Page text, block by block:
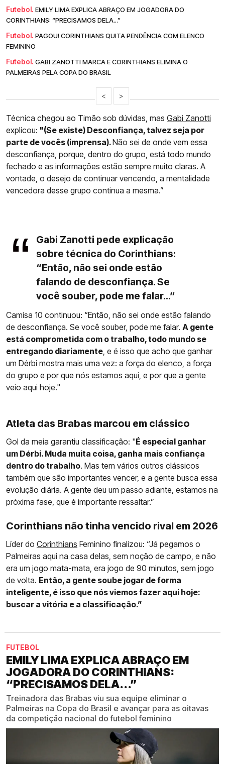
Futebol. EMILY LIMA EXPLICA ABRAÇO EM JOGADORA DO
CORINTHIANS: “PRECISAMOS DELA...”
Futebol. PAGOU! CORINTHIANS QUITA PENDÊNCIA COM ELENCO
FEMININO
Futebol. GABI ZANOTTI MARCA E CORINTHIANS ELIMINA O
PALMEIRAS PELA COPA DO BRASIL
< >
Técnica chegou ao Timão sob dúvidas, mas Gabi Zanotti
explicou: "(Se existe) Desconfiança, talvez seja por
parte de vocês (imprensa).Não sei de onde vem essa
desconfiança, porque, dentro do grupo, está todo mundo
fechado e as informações estão sempre muito claras. A
vontade, o desejo de continuar vencendo, a mentalidade
vencedora desse grupo continua a mesma.”
Gabi Zanotti pede explicação
sobre técnica do Corinthians:
“Então, não sei onde estão
falando de desconfiança. Se
você souber, pode me falar...”
Camisa 10 continuou: “Então, não sei onde estão falando
de desconfiança. Se você souber, pode me falar. A gente
está comprometida com o trabalho, todo mundo se
entregando diariamente, e é isso que acho que ganhar
um Dérbi mostra mais uma vez: a força do elenco, a força
do grupo e por que nós estamos aqui, e por que a gente
veio aqui hoje."
Atleta das Brabas marcou em clássico
Gol da meia garantiu classificação: "É especial ganhar
um Dérbi. Muda muita coisa, ganha mais confiança
dentro do trabalho. Mas tem vários outros clássicos
também que são importantes vencer, e a gente busca essa
evolução diária. A gente deu um passo adiante, estamos na
próxima fase, que é importante ressaltar.”
Corinthians não tinha vencido rival em 2026
Líder do Corinthians Feminino finalizou: “Já pegamos o
Palmeiras aqui na casa delas, sem noção de campo, e não
era um jogo mata-mata, era jogo de 90 minutos, sem jogo
de volta. Então, a gente soube jogar de forma
inteligente, é isso que nós viemos fazer aqui hoje:
buscar a vitória e a classificação.”
FUTEBOL
EMILY LIMA EXPLICA ABRAÇO EM
JOGADORA DO CORINTHIANS:
“PRECISAMOS DELA...”
Treinadora das Brabas viu sua equipe eliminar o
Palmeiras na Copa do Brasil e avançar para as oitavas
da competição nacional do futebol feminino